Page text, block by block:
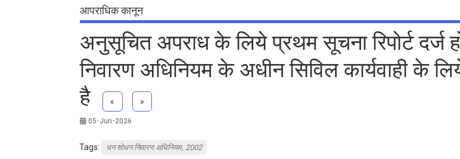
आपराधिक कानून
अनुसूचित अपराध के लिये प्रथम सूचना रिपोर्ट दर्ज
निवारण अधिनियम के अधीन सिविल कार्यवाही के
है
« »
05-Jun-2026
Tags: धन शोधन निवारण अधिनियम, 2002